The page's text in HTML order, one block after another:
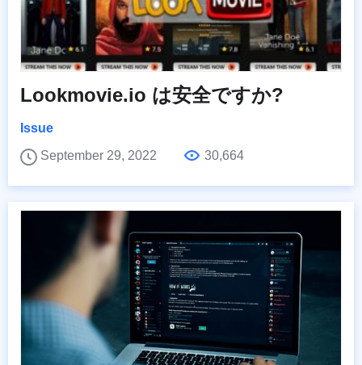
Lookmovie.io は安全ですか?
Issue
September 29, 2022
30,664